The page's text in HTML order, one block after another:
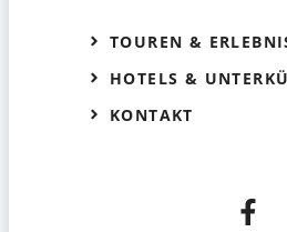
TOUREN &
HOTELS &
KONTAKT